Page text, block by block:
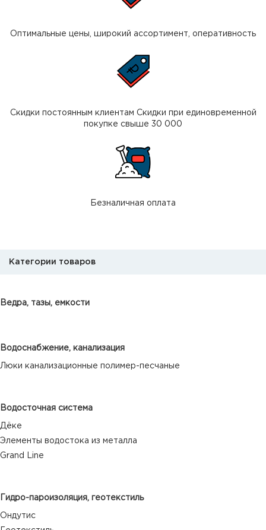
Оптимальные цены, широкий ассортимент, оперативность
Скидки постоянным клиентам Скидки при единовременной
покупке свыше 30 000
Безналичная оплата
Категории товаров
Ведра, тазы, емкости
Водоснабжение, канализация
Люки канализационные полимер-песчаные
Водосточная система
Дёке
Элементы водостока из металла
Grand Line
Гидро-пароизоляция, геотекстиль
Ондутис